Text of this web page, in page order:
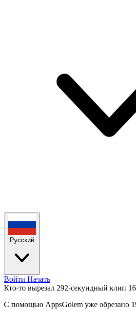
Русский
Войти Начать
Кто-то вырезал 292-секундный клип
С помощью AppsGolem уже обрезано